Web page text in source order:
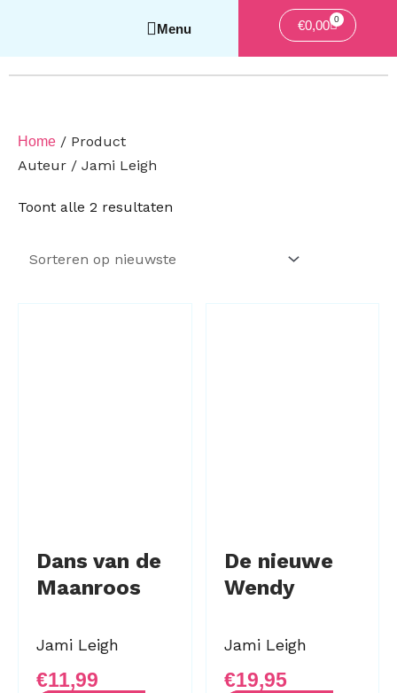
€0,00 0
Home / Product
Auteur / Jami Leigh
Toont alle 2 resultaten
nieuwste
Dans van de
Maanroos
Jami Leigh
€11,99
De nieuwe
Wendy
Jami Leigh
€19,95